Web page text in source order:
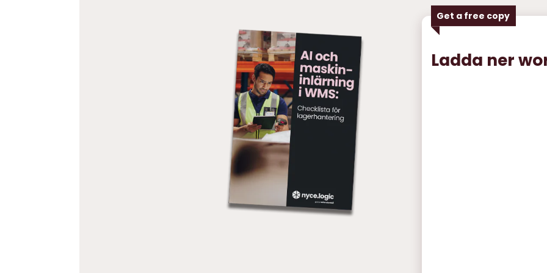
Get a free copy
Ladda ner